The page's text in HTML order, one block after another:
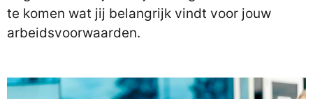
te komen wat jij belangrijk vindt voor jouw
arbeidsvoorwaarden.